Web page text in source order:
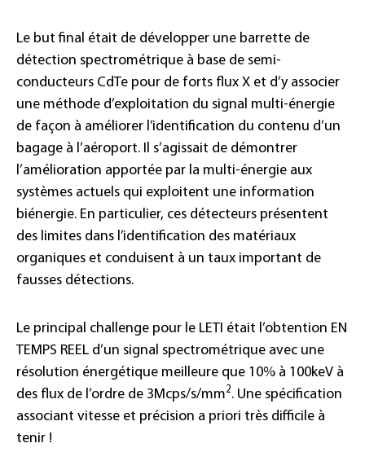
Le but final était de développer une barrette de
détection spectrométrique à base de semi-
conducteurs CdTe pour de forts flux X et d’y associer
une méthode d’exploitation du signal multi-énergie
de façon à améliorer l’identification du contenu d’un
bagage à l’aéroport. Il s’agissait de démontrer
l’amélioration apportée par la multi-énergie aux
systèmes actuels qui exploitent une information
biénergie. En particulier, ces détecteurs présentent
des limites dans l’identification des matériaux
organiques et conduisent à un taux important de
fausses détections.
Le principal challenge pour le LETI était l’obtention EN
TEMPS REEL d’un signal spectrométrique avec une
résolution énergétique meilleure que 10% à 100keV à
des flux de l’ordre de 3Mcps/s/mm2. Une spécification
associant vitesse et précision a priori très difficile à
tenir !